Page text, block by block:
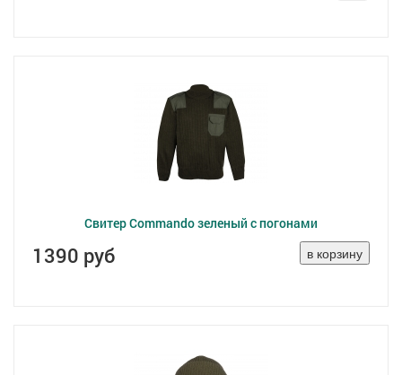
Свитер Commando зеленый с погонами
1390 руб